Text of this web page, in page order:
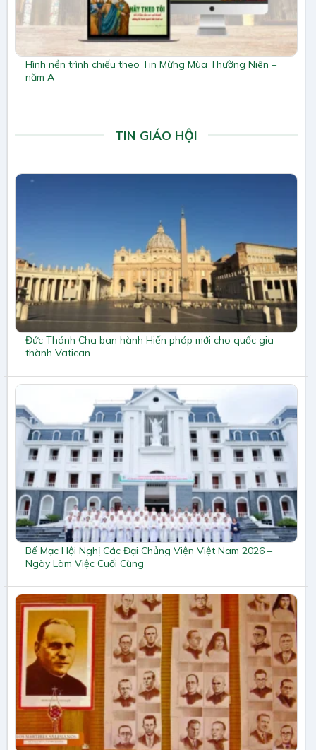
Hình nền trình chiếu theo Tin Mừng Mùa Thường Niên –
năm A
TIN GIÁO HỘI
Đức Thánh Cha ban hành Hiến pháp mới cho quốc gia
thành Vatican
Bế Mạc Hội Nghị Các Đại Chủng Viện Việt Nam 2026 –
Ngày Làm Việc Cuối Cùng